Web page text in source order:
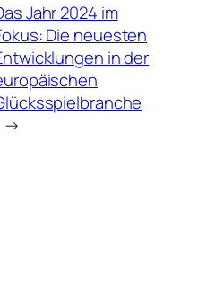
Jahr 2024 im
Die neuesten
in der
→